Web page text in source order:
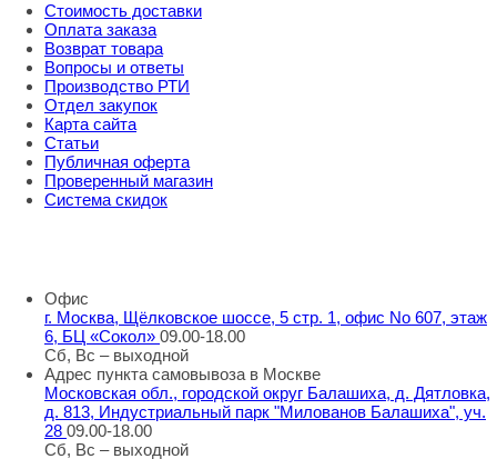
Стоимость доставки
Оплата заказа
Возврат товара
Вопросы и ответы
Производство РТИ
Отдел закупок
Карта сайта
Статьи
Публичная оферта
Проверенный магазин
Система скидок
Офис
г. Москва, Щёлковское шоссе, 5 стр. 1, офис No 607, этаж
6, БЦ «Сокол» 09.00-18.00
Сб, Вс – выходной
Адрес пункта самовывоза в Москве
Московская обл., городской округ Балашиха, д. Дятловка,
д. 813, Индустриальный парк "Милованов Балашиха", уч.
28 09.00-18.00
Сб, Вс – выходной